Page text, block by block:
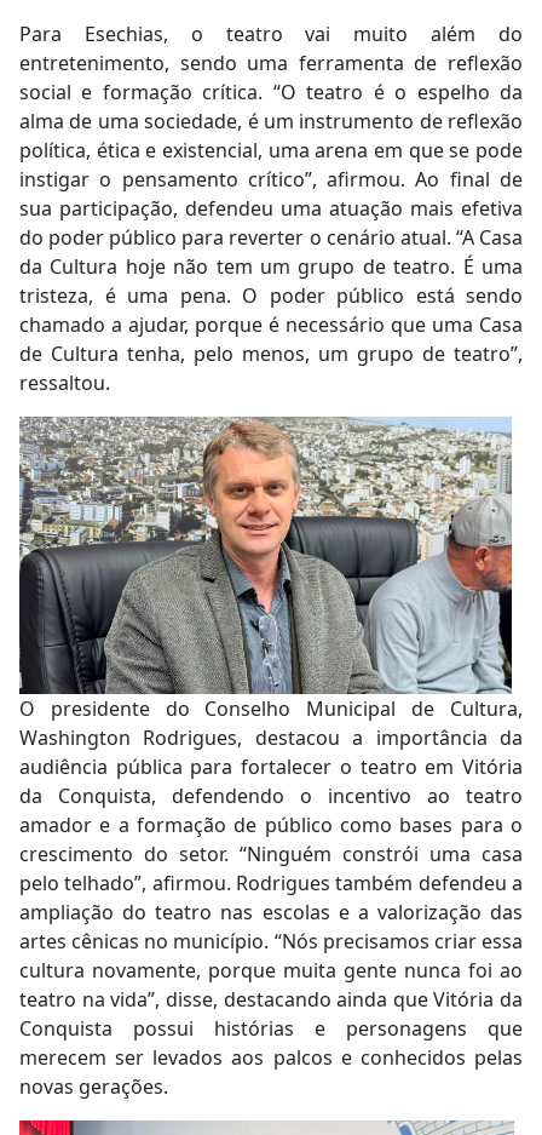
Para Esechias, o teatro vai muito além do
entretenimento, sendo uma ferramenta de reflexão
social e formação crítica. “O teatro é o espelho da
alma de uma sociedade, é um instrumento de reflexão
política, ética e existencial, uma arena em que se pode
instigar o pensamento crítico”, afirmou. Ao final de
sua participação, defendeu uma atuação mais efetiva
do poder público para reverter o cenário atual. “A Casa
da Cultura hoje não tem um grupo de teatro. É uma
tristeza, é uma pena. O poder público está sendo
chamado a ajudar, porque é necessário que uma Casa
de Cultura tenha, pelo menos, um grupo de teatro”,
ressaltou.
O presidente do Conselho Municipal de Cultura,
Washington Rodrigues, destacou a importância da
audiência pública para fortalecer o teatro em Vitória
da Conquista, defendendo o incentivo ao teatro
amador e a formação de público como bases para o
crescimento do setor. “Ninguém constrói uma casa
pelo telhado”, afirmou. Rodrigues também defendeu a
ampliação do teatro nas escolas e a valorização das
artes cênicas no município. “Nós precisamos criar essa
cultura novamente, porque muita gente nunca foi ao
teatro na vida”, disse, destacando ainda que Vitória da
Conquista possui histórias e personagens que
merecem ser levados aos palcos e conhecidos pelas
novas gerações.